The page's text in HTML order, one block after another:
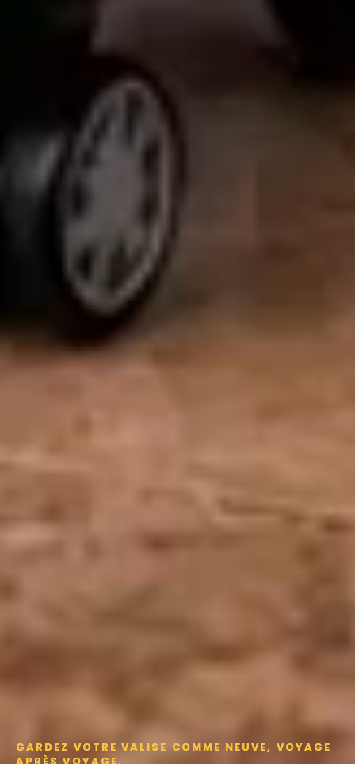
GARDEZ VOTRE VALISE COMME NEUVE, VOYAGE